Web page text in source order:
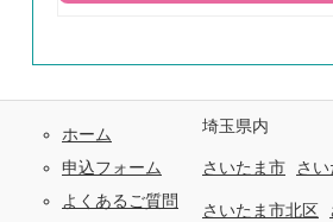
ホーム
申込フォーム
よくあるご質問
埼玉県内
さいたま市 さ
さいたま市北区